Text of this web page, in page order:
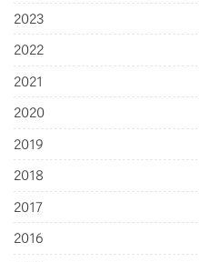
2023
2022
2021
2020
2019
2018
2017
2016